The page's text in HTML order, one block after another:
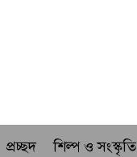
প্রচ্ছদ শিল্প ও সংস্কৃতি